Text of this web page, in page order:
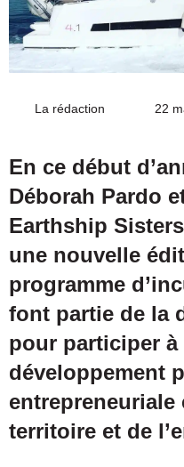
La rédaction
Envoyer
22
En ce début
Déborah Pardo
Earthship
une nouvelle
programme
font partie de la
pour participer à
développement
entrepreneuriale
territoire et de